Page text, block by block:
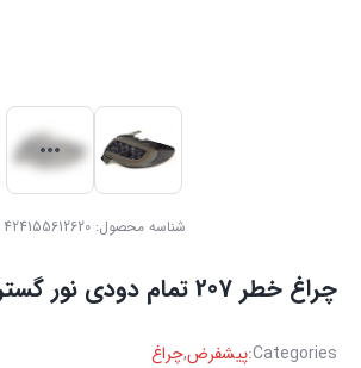
شناسه محصول:424155612620
چراغ خطر 207 تمام دودی نور گستر
Categories:پیشفرض,چراغ